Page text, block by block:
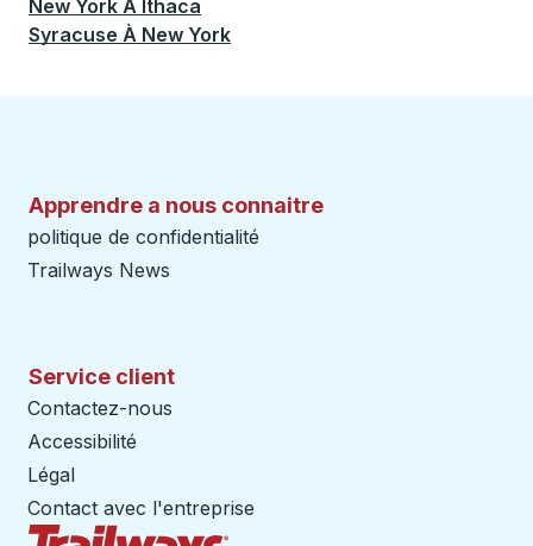
New York À Ithaca
Syracuse À New York
Apprendre a nous connaitre
politique de confidentialité
Trailways News
Service client
Contactez-nous
Accessibilité
Légal
Contact avec l'entreprise